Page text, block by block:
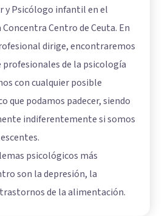
y Psicólogo infantil en el
Centro de Ceuta. En
dirige, encontraremos
profesionales de la psicología
con cualquier posible
que podamos padecer, siendo
indiferentemente si somos
psicológicos más
son la depresión, la
de la alimentación.